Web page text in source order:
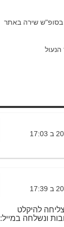
בסופ"ש שירה באתר
להיקלט
ונשלחה במייל: